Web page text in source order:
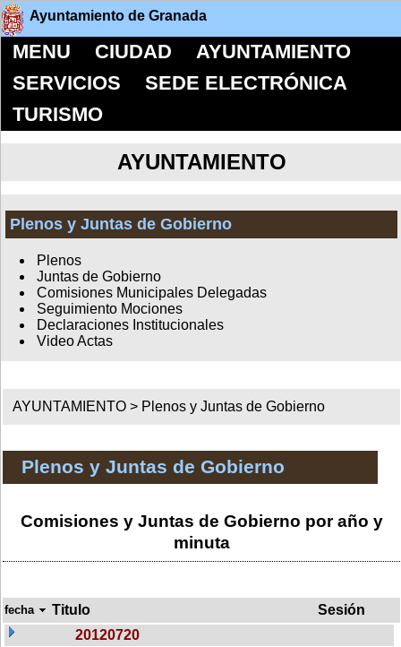
Ayuntamiento de Granada
MENU CIUDAD
AYUNTAMIENTO
SERVICIOS
SEDE ELECTRÓNICA
TURISMO
AYUNTAMIENTO
Plenos y Juntas de Gobierno
Plenos
Juntas de Gobierno
Comisiones Municipales Delegadas
Seguimiento Mociones
Declaraciones Institucionales
Video Actas
AYUNTAMIENTO > Plenos y Juntas de Gobierno
Plenos y Juntas de Gobierno
Comisiones y Juntas de Gobierno por año y
minuta
fecha Titulo
Sesión
20120720